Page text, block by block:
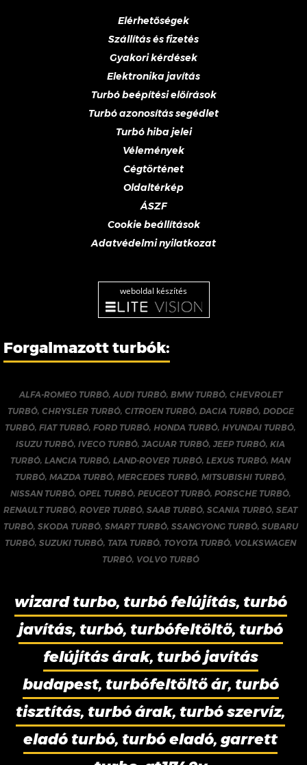
Elérhetőségek
Szállítás és fizetés
Gyakori kérdések
Elektronika javítás
Turbó beépítési előírások
Turbó azonosítás segédlet
Turbó hiba jelei
Vélemények
Cégtörténet
Oldaltérkép
ÁSZF
Cookie beállítások
Adatvédelmi nyilatkozat
weboldal készítés
Forgalmazott turbók:
ALFA-ROMEO TURBÓ,AUDI TURBÓ, BMW TURBÓ, CHEVROLET
TURBÓ, CHRYSLER TURBÓ, CITROEN TURBÓ, DACIA TURBÓ, DODGE
TURBÓ,FIAT TURBÓ,FORD TURBÓ, HONDA TURBÓ, HYUNDAI TURBÓ,
ISUZU TURBÓ,IVECO TURBÓ,JAGUAR TURBÓ,JEEP TURBÓ,KIA
TURBÓ,LANCIA TURBÓ,LAND-ROVER TURBÓ,LEXUS TURBÓ,MAN
TURBÓ, MAZDA TURBÓ, MERCEDES TURBÓ, MITSUBISHI TURBÓ,
NISSAN TURBÓ, OPEL TURBÓ, PEUGEOT TURBÓ, PORSCHE TURBÓ,
RENAULT TURBÓ,ROVER TURBÓ,SAAB TURBÓ,SCANIA TURBÓ,SEAT
TURBÓ, SKODA TURBÓ, SMART TURBÓ, SSANGYONG TURBÓ, SUBARU
TURBÓ,SUZUKI TURBÓ, TATA TURBÓ, TOYOTA TURBÓ, VOLKSWAGEN
TURBÓ, VOLVO TURBÓ
wizard turbo, turbó felújítás, turbó
javítás, turbó, turbófeltöltő, turbó
felújítás árak, turbó javítás
budapest, turbófeltöltő ár, turbó
tisztítás, turbó árak, turbó szervíz,
eladó turbó, turbó eladó, garrett